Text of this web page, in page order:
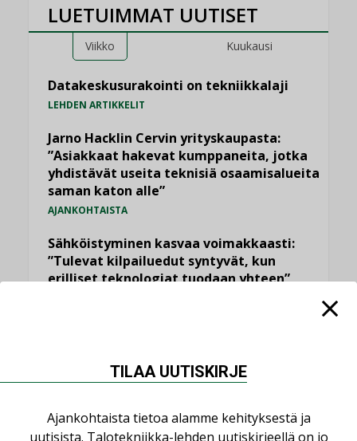
LUETUIMMAT UUTISET
Viikko Kuukausi
Datakeskusurakointi on tekniikkalaji
LEHDEN ARTIKKELIT
Jarno Hacklin Cervin yrityskaupasta:
”Asiakkaat hakevat kumppaneita, jotka
yhdistävät useita teknisiä osaamisalueita
saman katon alle”
AJANKOHTAISTA
Sähköistyminen kasvaa voimakkaasti:
”Tulevat kilpailuedut syntyvät, kun
erilliset teknologiat tuodaan yhteen”
LEHDEN ARTIKKELIT ,TILAAJILLE
pitäisi helpottaa arkea, ei monimutkaistaa
sitä”
TILAA UUTISKIRJE
Ajankohtaista tietoa alamme kehityksestä ja
uutisista. Talotekniikka-lehden uutiskirjeellä on jo